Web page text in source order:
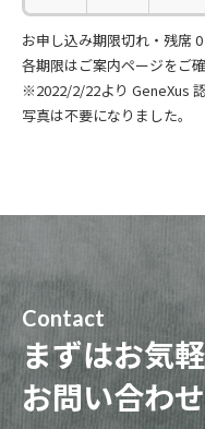
お申し込み期限切れ・残席
各期限はご案内ページをご確
※2022/2/22より GeneXus
写真は不要になりました。
Contact
まずはお気
お問い合わ